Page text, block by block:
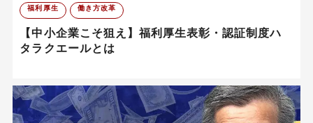
福利厚生 働き方改革
【中小企業こそ狙え】福利厚生表彰・認証制度ハ
タラクエールとは